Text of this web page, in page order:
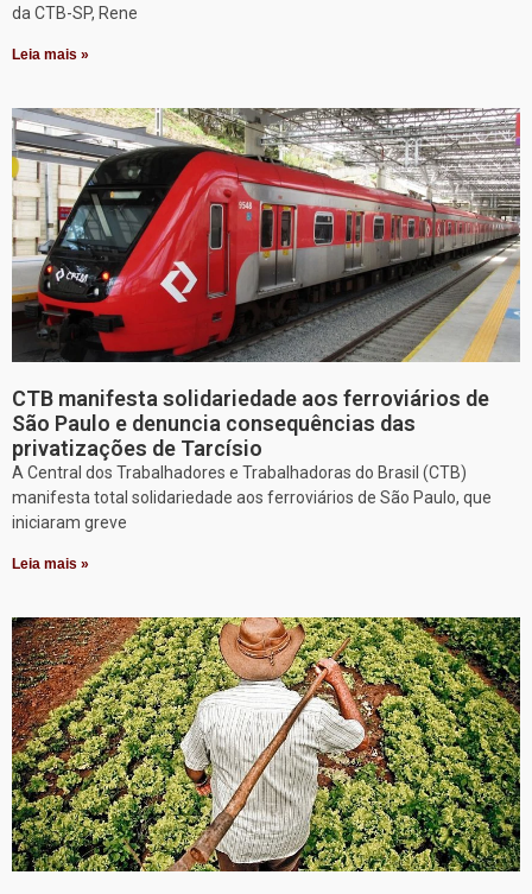
da CTB-SP, Rene
Leia mais »
CTB manifesta solidariedade aos ferroviários de
São Paulo e denuncia consequências das
privatizações de Tarcísio
A Central dos Trabalhadores e Trabalhadoras do Brasil (CTB)
manifesta total solidariedade aos ferroviários de São Paulo, que
iniciaram greve
Leia mais »